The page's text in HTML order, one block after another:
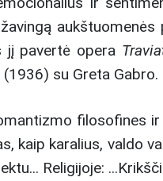
jį pavertė opera
(1936) su Greta Gabro.
filosofines ir
kaip karalius, valdo
Religijoje: